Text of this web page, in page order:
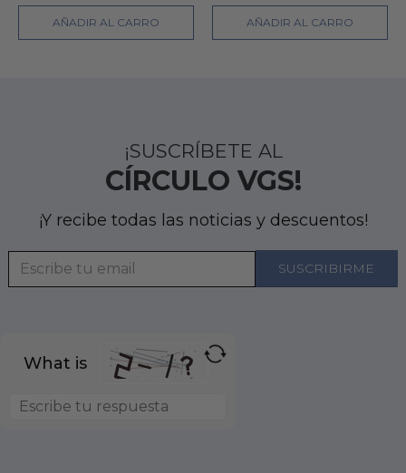
AÑADIR AL CARRO AÑADIR AL CARRO
¡SUSCRÍBETE AL
CÍRCULO VGS!
¡Y recibe todas las noticias y descuentos!
What is